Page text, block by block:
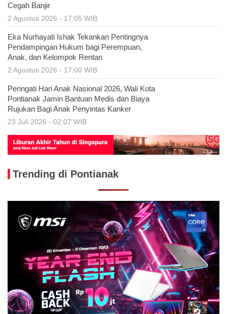
Cegah Banjir
2 Agustus 2026 - 17:05 WIB
Eka Nurhayati Ishak Tekankan Pentingnya
Pendampingan Hukum bagi Perempuan,
Anak, dan Kelompok Rentan
2 Agustus 2026 - 17:00 WIB
Peringati Hari Anak Nasional 2026, Wali Kota
Pontianak Jamin Bantuan Medis dan Biaya
Rujukan Bagi Anak Penyintas Kanker
23 Juli 2026 - 02:07 WIB
Trending di Pontianak